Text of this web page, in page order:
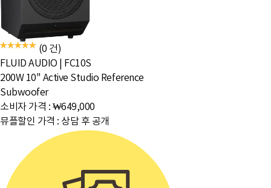
(0 건)
FLUID AUDIO
FC10S
200W 10" Active Studio Reference
Subwoofer
소비자 가격 : ₩649,000
뮤플할인 가격 : 상담 후 공개